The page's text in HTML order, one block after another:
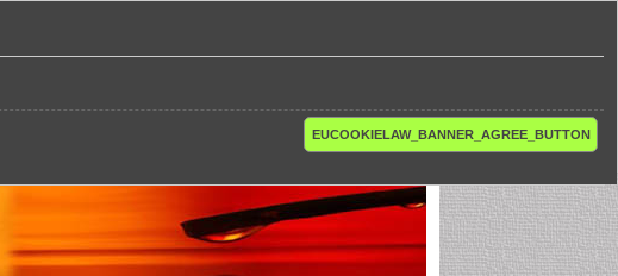
EUCOOKIELAW_BANNER_AGREE_BUTTON